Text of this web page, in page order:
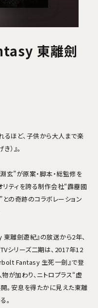
東離劍
るほど、子供から大人まで楽
）』。
玄”が原案・脚本・総監修を
ティを誇る制作会社“霹靂國
の奇跡のコラボレーション
離劍遊紀』の放送から2年、
シリーズ二期は、2017年12
Fantasy 生死一劍』で登
が加わり、ニトロプラス“虚
。安息を得たかに見えた東離
。